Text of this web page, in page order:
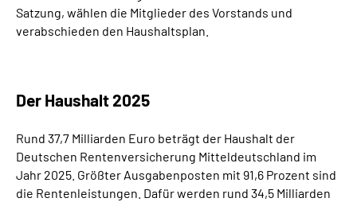
Satzung, wählen die Mitglieder des Vorstands und
verabschieden den Haushaltsplan.
Der Haushalt 2025
Rund 37,7 Milliarden Euro beträgt der Haushalt der
Deutschen Rentenversicherung Mitteldeutschland im
Jahr 2025. Größter Ausgabenposten mit 91,6 Prozent sind
die Rentenleistungen. Dafür werden rund 34,5 Milliarden